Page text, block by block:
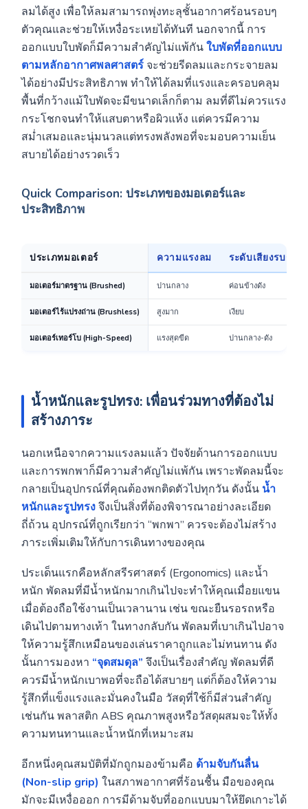
ลมได้สูง เพื่อให้ลมสามารถพุ่งทะลุชั้นอากาศร้อนรอบๆ
ตัวคุณและช่วยให้เหงื่อระเหยได้ทันที นอกจากนี้ การ
ออกแบบใบพัดก็มีความสำคัญไม่แพ้กันใบพัดที่ออกแบบ
ตามหลักอากาศพลศาสตร์ จะช่วยรีดลมและกระจายลม
ได้อย่างมีประสิทธิภาพ ทำให้ได้ลมที่แรงและครอบคลุม
พื้นที่กว้างแม้ใบพัดจะมีขนาดเล็กก็ตาม ลมที่ดีไม่ควรแรง
กระโชกจนทำให้แสบตาหรือผิวแห้ง แต่ควรมีความ
สม่ำเสมอและนุ่มนวลแต่ทรงพลังพอที่จะมอบความเย็น
สบายได้อย่างรวดเร็ว
Quick Comparison: ประเภทของมอเตอร์และ
ประสิทธิภาพ
ประเภทมอเตอร์ ความแรงลม ระดับเสียงรบกวน
มอเตอร์มาตรฐาน (Brushed) ปานกลาง ค่อนข้างดัง
มอเตอร์ไร้แปรงถ่าน (Brushless) สูงมาก เงียบ
มอเตอร์เทอร์โบ (High-Speed) แรงสุดขีด ปานกลาง-ดัง
น้ำหนักและรูปทรง: เพื่อนร่วมทางที่ต้องไม่
สร้างภาระ
นอกเหนือจากความแรงลมแล้ว ปัจจัยด้านการออกแบบ
และการพกพาก็มีความสำคัญไม่แพ้กัน เพราะพัดลมนี้จะ
กลายเป็นอุปกรณ์ที่คุณต้องพกติดตัวไปทุกวัน ดังนั้น น้ำ
หนักและรูปทรงจึงเป็นสิ่งที่ต้องพิจารณาอย่างละเอียด
ถี่ถ้วน อุปกรณ์ที่ถูกเรียกว่า “พกพา” ควรจะต้องไม่สร้าง
ภาระเพิ่มเติมให้กับการเดินทางของคุณ
ประเด็นแรกคือหลักสรีรศาสตร์ (Ergonomics) และน้ำ
หนัก พัดลมที่มีน้ำหนักมากเกินไปจะทำให้คุณเมื่อยแขน
เมื่อต้องถือใช้งานเป็นเวลานาน เช่น ขณะยืนรอรถหรือ
เดินไปตามทางเท้า ในทางกลับกัน พัดลมที่เบาเกินไปอาจ
ให้ความรู้สึกเหมือนของเล่นราคาถูกและไม่ทนทาน ดัง
นั้นการมองหา “จุดสมดุล” จึงเป็นเรื่องสำคัญ พัดลมที่ดี
ควรมีน้ำหนักเบาพอที่จะถือได้สบายๆ แต่ก็ต้องให้ความ
รู้สึกที่แข็งแรงและมั่นคงในมือ วัสดุที่ใช้ก็มีส่วนสำคัญ
เช่นกัน พลาสติก ABS คุณภาพสูงหรือวัสดุผสมจะให้ทั้ง
ความทนทานและน้ำหนักที่เหมาะสม
อีกหนึ่งคุณสมบัติที่มักถูกมองข้ามคือ ด้ามจับกันลื่น
(Non-slip grip) ในสภาพอากาศที่ร้อนชื้น มือของคุณ
มักจะมีเหงื่อออก การมีด้ามจับที่ออกแบบมาให้ยึดเกาะได้